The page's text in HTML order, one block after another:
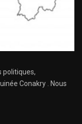
politiques,
Conakry . Nous